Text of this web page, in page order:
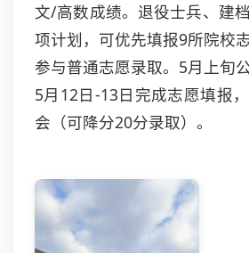
文/高数成绩。退役士兵、建
项计划，可优先填报9所院校
参与普通志愿录取。5月上旬
5月12日-13日完成志愿填报
会（可降分20分录取）。